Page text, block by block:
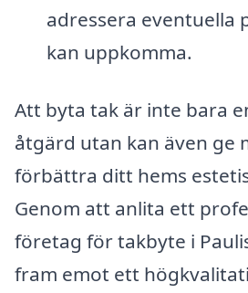
adressera eventuella
kan uppkomma.
Att byta tak är inte bara
åtgärd utan kan även ge
förbättra ditt hems
Genom att anlita ett
företag för takbyte i
fram emot ett